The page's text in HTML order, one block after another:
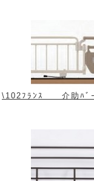
\102ﾌﾗﾝｽ 介助ﾊﾞ